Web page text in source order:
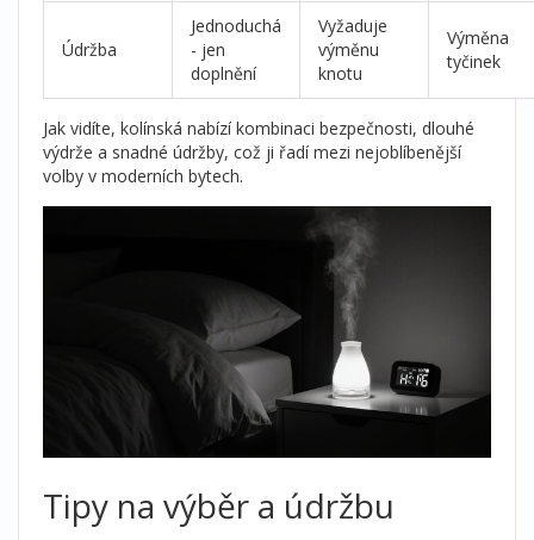
Údržba
Jednoduchá
- jen
doplnění
Vyžaduje
výměnu
knotu
Výměna
tyčinek
Jak vidíte, kolínská nabízí kombinaci bezpečnosti, dlouhé
výdrže a snadné údržby, což ji řadí mezi nejoblíbenější
volby v moderních bytech.
Tipy na výběr a údržbu